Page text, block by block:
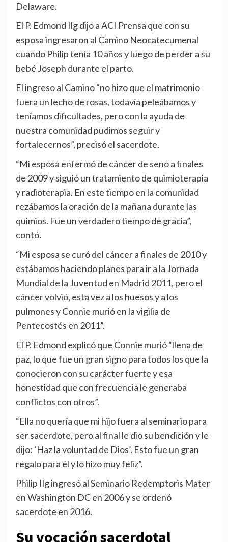
Delaware.
El P. Edmond Ilg dijo a ACI Prensa que con su
esposa ingresaron al Camino Neocatecumenal
cuando Philip tenía 10 años y luego de perder a su
bebé Joseph durante el parto.
El ingreso al Camino “no hizo que el matrimonio
fuera un lecho de rosas, todavía peleábamos y
teníamos dificultades, pero con la ayuda de
nuestra comunidad pudimos seguir y
fortalecernos”, precisó el sacerdote.
“Mi esposa enfermó de cáncer de seno a finales
de 2009 y siguió un tratamiento de quimioterapia
y radioterapia. En este tiempo en la comunidad
rezábamos la oración de la mañana durante las
quimios. Fue un verdadero tiempo de gracia”,
contó.
“Mi esposa se curó del cáncer a finales de 2010 y
estábamos haciendo planes para ir a la Jornada
Mundial de la Juventud en Madrid 2011, pero el
cáncer volvió, esta vez a los huesos y a los
pulmones y Connie murió en la vigilia de
Pentecostés en 2011”.
El P. Edmond explicó que Connie murió “llena de
paz, lo que fue un gran signo para todos los que la
conocieron con su carácter fuerte y esa
honestidad que con frecuencia le generaba
conflictos con otros”.
“Ella no quería que mi hijo fuera al seminario para
ser sacerdote, pero al final le dio su bendición y le
dijo: ‘Haz la voluntad de Dios’. Esto fue un gran
regalo para él y lo hizo muy feliz”.
Philip Ilg ingresó al Seminario Redemptoris Mater
en Washington DC en 2006 y se ordenó
sacerdote en 2016.
Su vocación sacerdotal